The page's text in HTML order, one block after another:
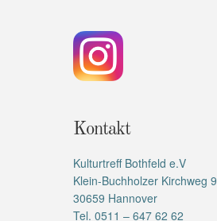
Kontakt
Kulturtreff Bothfeld e.V
Klein-Buchholzer Kirchweg 9
30659 Hannover
Tel. 0511 – 647 62 62